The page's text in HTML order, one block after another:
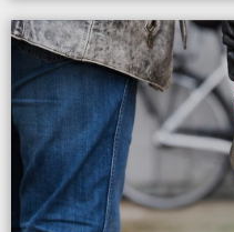
Также к поисковым